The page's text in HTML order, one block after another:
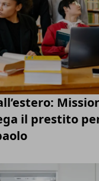
il prestito